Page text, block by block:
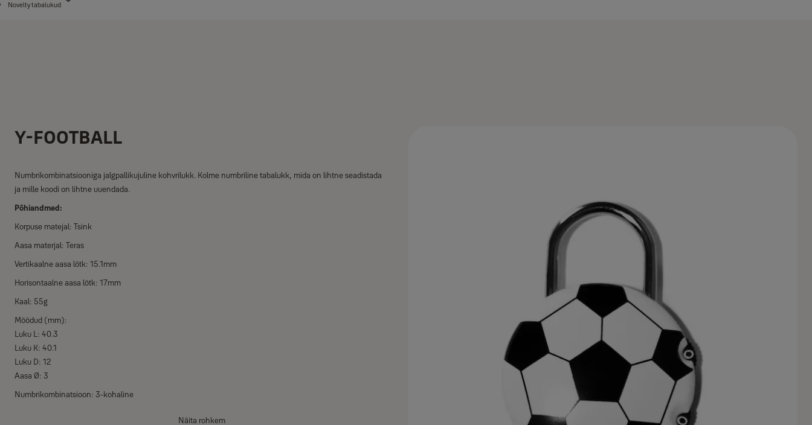
Novelty tabalukud
Y-FOOTBALL
Numbrikombinatsiooniga jalgpallikujuline kohvrilukk. Kolme numbriline tabalukk, mida on lihtne seadistada
ja mille koodi on lihtne uuendada.
Põhiandmed:
Korpuse matejal: Tsink
Aasa materjal: Teras
Vertikaalne aasa lõtk: 15.1mm
Horisontaalne aasa lõtk: 17mm
Kaal: 55g
Mõõdud (mm):
Luku L: 40.3
Luku K: 40.1
Luku D: 12
Aasa Ø: 3
Numbrikombinatsioon: 3-kohaline
Näita rohkem